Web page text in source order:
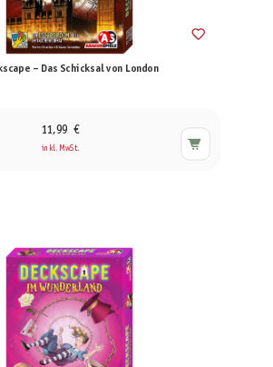
– Das Schicksal von London
11,99 €
inkl. MwSt.